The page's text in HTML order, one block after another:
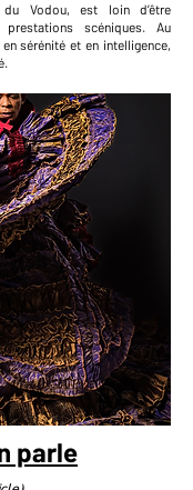
du Vodou, est loin d’être
scéniques. Au
sérénité et en intelligence,
parle